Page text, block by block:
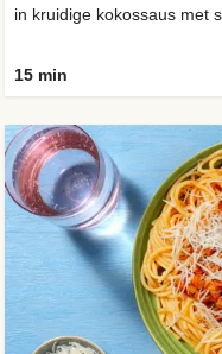
in kruidige kokossaus met
15 min